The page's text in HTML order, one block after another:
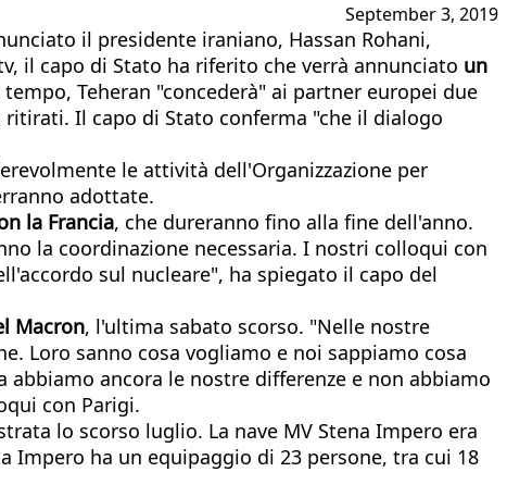
September 3, 2019
il presidente iraniano, Hassan Rohani,
il capo di Stato ha riferito che verrà annunciato un
Teheran "concederà" ai partner europei due
Il capo di Stato conferma "che il dialogo
le attività dell'Organizzazione per
adottate.
la Francia, che dureranno fino alla fine dell'anno.
la coordinazione necessaria. I nostri colloqui con
sul nucleare", ha spiegato il capo del
Macron, l'ultima sabato scorso. "Nelle nostre
Loro sanno cosa vogliamo e noi sappiamo cosa
ancora le nostre differenze e non abbiamo
con Parigi.
lo scorso luglio. La nave MV Stena Impero era
Impero ha un equipaggio di 23 persone, tra cui 18